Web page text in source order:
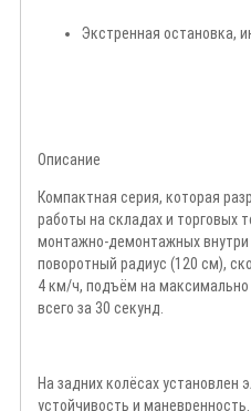
Экстренная остановка,
Описание
Компактная серия, которая
работы на складах и торговых
монтажно-демонтажных
поворотный радиус (120 см),
4 км/ч, подъём на
всего за 30 секунд.
На задних колёсах установлен
устойчивость и